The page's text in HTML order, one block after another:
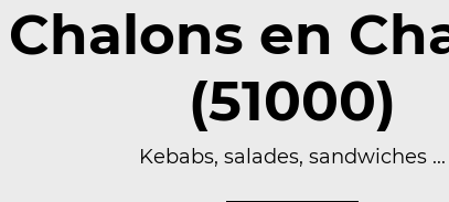
en
(51000)
Kebabs, salades, sandwiches ...